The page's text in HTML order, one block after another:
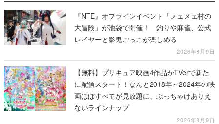
『NTE』オフラインイベント「メェメェ村の
大冒険」が池袋で開催！ 釣りや麻雀、公式
レイヤーと影鬼ごっこが楽しめる
2026年8月9日
【無料】プリキュア映画4作品がTVerで新た
に配信スタート！なんと2018年～2024年の映
画ほぼすべてが見放題に、ぶっちゃけありえ
ないラインナップ
2026年8月9日